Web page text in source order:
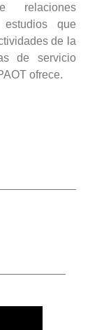
que
de la
de servicio
ofrece.